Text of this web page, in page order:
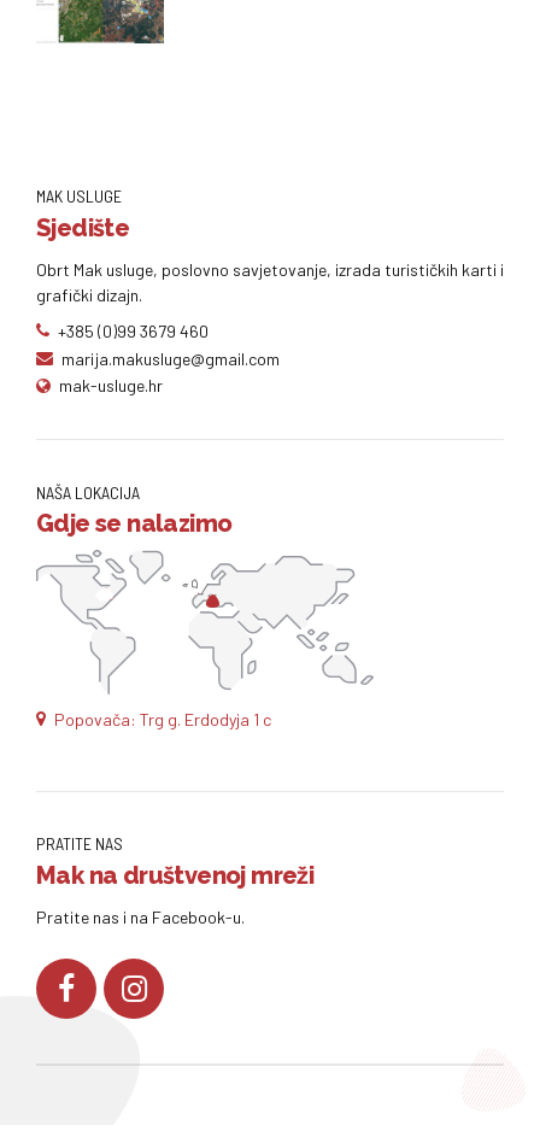
MAK USLUGE
Sjedište
Obrt Mak usluge, poslovno savjetovanje, izrada turističkih karti i
grafički dizajn.
+385 (0)99 3679 460
marija.makusluge@gmail.com
mak-usluge.hr
NAŠA LOKACIJA
Gdje se nalazimo
Popovača: Trg g. Erdodyja 1 c
PRATITE NAS
Mak na društvenoj mreži
Pratite nas i na Facebook-u.